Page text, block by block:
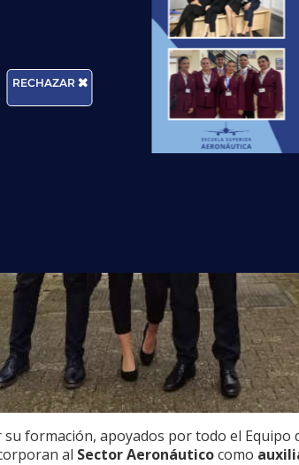
formación, apoyados por todo el Equipo
al Sector Aeronáuticocomo
RECHAZAR